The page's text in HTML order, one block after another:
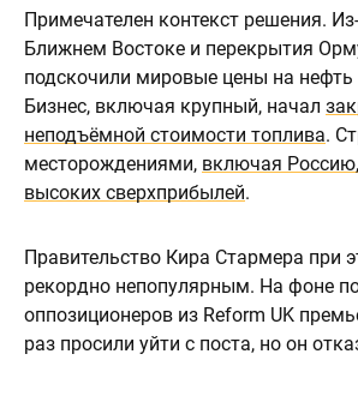
Примечателен контекст решения.
Ближнем Востоке и перекрытия
подскочили мировые цены на нефть
Бизнес, включая крупный, начал
неподъёмной стоимости топлива.
месторождениями, включая
высоких сверхприбылей.
Правительство Кира Стармера при
рекордно непопулярным. На фоне
оппозиционеров из Reform UK
раз просили уйти с поста, но он